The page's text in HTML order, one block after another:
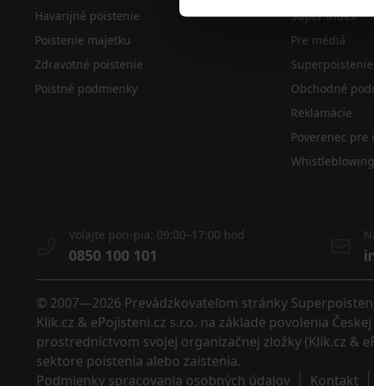
Havarijné poistenie
Poistenie majetku
Zdravotné poistenie
Poistné podmienky
Super index
Pre médiá
Obchodné
Reklamácie
Poverenec
Whistleblowing
Volajte pon-pia: 09:00–17:00 hod
0850 100 101
© 2007—2026 Prevádzkovateľom stránky
Klik.cz & ePojisteni.cz s.r.o. na základe povolenia
prostredníctvom svojej organizačnej zložky (Klik.cz &
sektore poistenia alebo zaistenia.
Podmienky spracovania osobných údajov
Kontakt